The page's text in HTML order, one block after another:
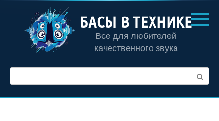
контенту
БАСЫ В ТЕХНИКЕ
Все для любителей
качественного звука